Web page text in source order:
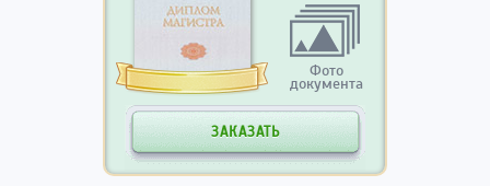
Фото
документа
ЗАКАЗАТЬ